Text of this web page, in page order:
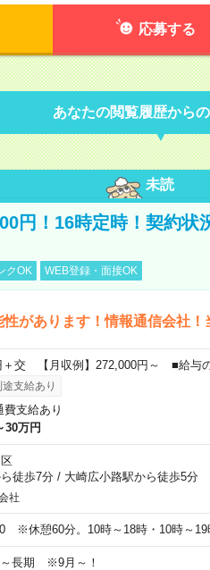
応募する
あなたの閲覧履歴から
未読
円！16時定時！契約状
クOK WEB登録・面接OK
があります！情報通信会社！
＋交 【月収例】272,000円～ ■給与
支給あり
費支給あり
30万円
徒歩7分/ 大崎広小路駅から徒歩5分
社
※休憩60分。10時～18時・10時～19
～長期 ※9月～！